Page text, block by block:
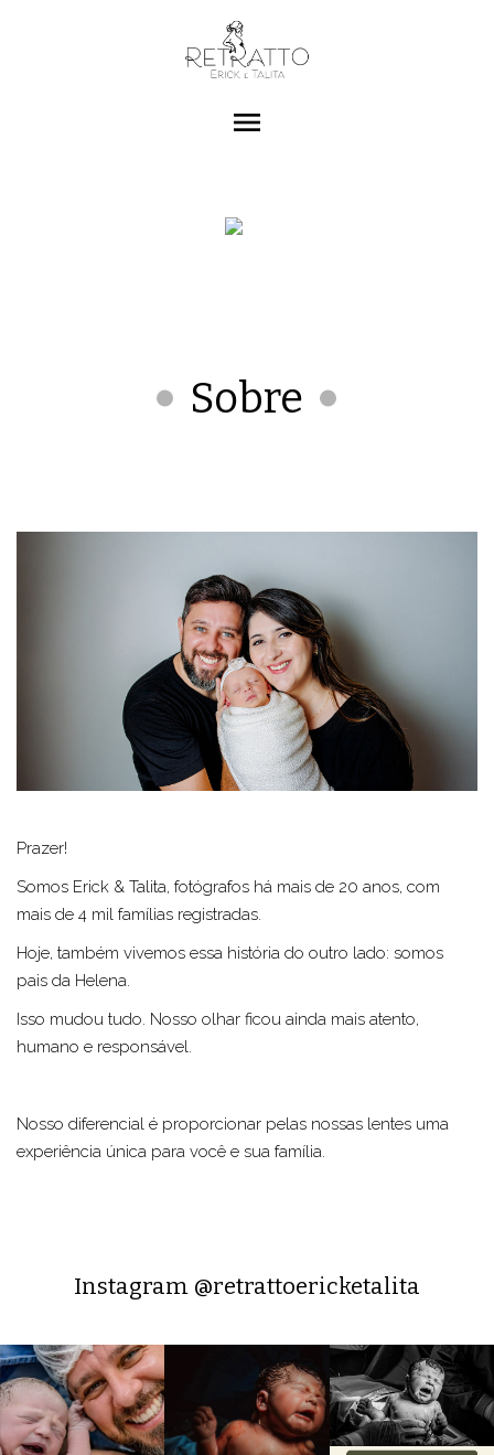
menu
Sobre
Prazer!
Somos Erick & Talita, fotógrafos há mais de 20 anos, com
mais de 4 mil famílias registradas.
Hoje, também vivemos essa história do outro lado: somos
pais da Helena.
Isso mudou tudo. Nosso olhar ficou ainda mais atento,
humano e responsável.
Nosso diferencial é proporcionar pelas nossas lentes uma
experiência única para você e sua família.
Instagram @retrattoericketalita